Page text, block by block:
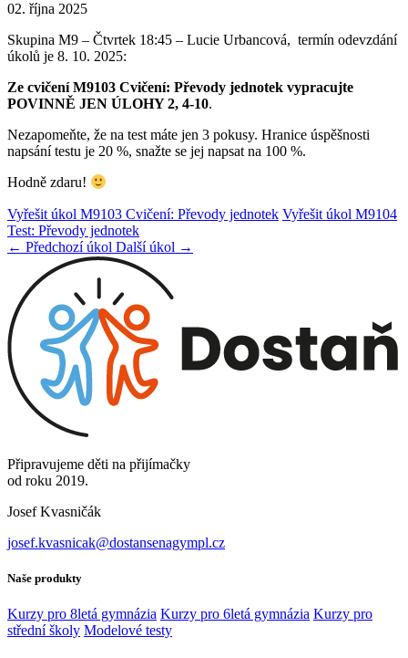
02. října 2025
Skupina M9 – Čtvrtek 18:45 – Lucie Urbancová, termín odevzdání
úkolů je 8. 10. 2025:
Ze cvičení M9103 Cvičení: Převody jednotek vypracujte
POVINNĚ JEN ÚLOHY 2, 4-10.
Nezapomeňte, že na test máte jen 3 pokusy. Hranice úspěšnosti
napsání testu je 20 %, snažte se jej napsat na 100 %.
Hodně zdaru!
Vyřešit úkol M9103 Cvičení: Převody jednotek Vyřešit úkol M9104
Test: Převody jednotek
← Předchozí úkol Další úkol →
Připravujeme děti na přijímačky
od roku 2019.
Josef Kvasničák
josef.kvasnicak@dostansenagympl.cz
Naše produkty
Kurzy pro 8letá gymnázia Kurzy pro 6letá gymnázia Kurzy pro
střední školy Modelové testy